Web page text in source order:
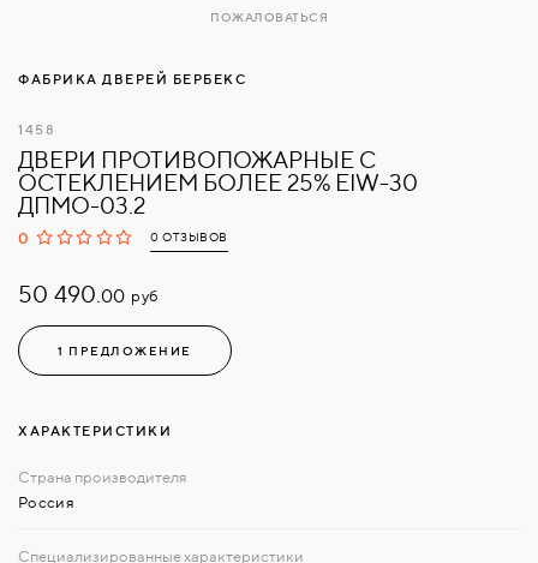
ФАБРИКА ДВЕРЕЙ БЕРБЕКС
1458
ДВЕРИ ПРОТИВОПОЖАРНЫЕ С
ОСТЕКЛЕНИЕМ БОЛЕЕ 25% EIW-30
ДПМО-03.2
0 0 ОТЗЫВОВ
50 490.00 руб
1 ПРЕДЛОЖЕНИЕ
ПОЖАЛОВАТЬСЯ
ХАРАКТЕРИСТИКИ
Россия